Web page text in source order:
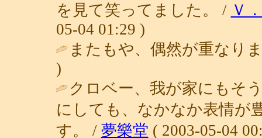
を見て笑ってました。 / Ｖ
05-04 01:29 )
またもや、偶然が重なり
)
クロベー、我が家にもそ
にしても、なかなか表情が
す。 / 夢樂堂 ( 2003-05-04